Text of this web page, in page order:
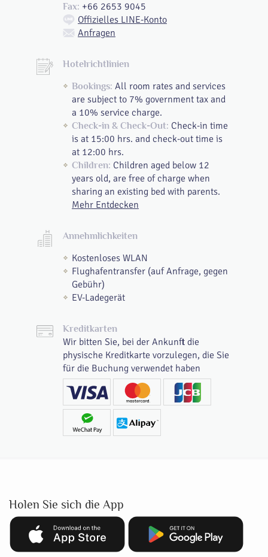
Fax: +66 2653 9045
Offizielles LINE-Konto
Anfragen
Hotelrichtlinien
Bookings: All room rates and services
are subject to 7% government tax and
a 10% service charge.
Check-in & Check-Out: Check-in time
is at 15:00 hrs. and check-out time is
at 12:00 hrs.
Children: Children aged below 12
years old, are free of charge when
sharing an existing bed with parents.
Mehr Entdecken
Annehmlichkeiten
Kostenloses WLAN
Flughafentransfer (auf Anfrage, gegen
Gebühr)
EV-Ladegerät
Kreditkarten
Wir bitten Sie, bei der Ankunft die
physische Kreditkarte vorzulegen, die Sie
für die Buchung verwendet haben
Holen Sie sich die App